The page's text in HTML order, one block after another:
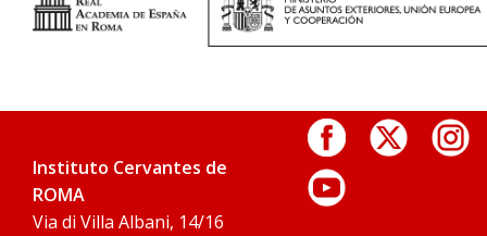
Instituto Cervantes de
ROMA
Via di Villa Albani, 14/16